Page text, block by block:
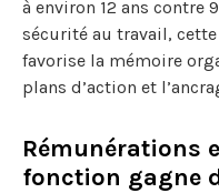
à environ 12 ans contre
sécurité au travail,
favorise la mémoire
plans d’action et
Rémunérations
fonction gagne